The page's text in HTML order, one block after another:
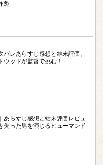
裂
バレあらすじ感想と結末評価。
ウッドが監督で挑む！
あらすじ感想と結末評価レビュ
失った男を演じるヒューマンド